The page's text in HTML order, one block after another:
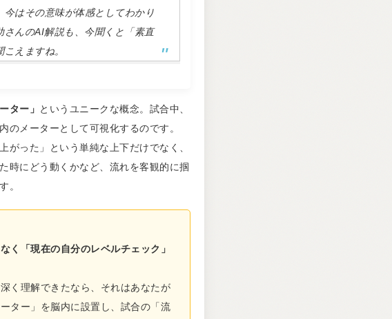
今はその意味が体感としてわかり
さんのAI解説も、今聞くと「素直
えますね。
ター」 というユニークな概念。試合中、
のメーターとして可視化するのです。
がった」という単純な上下だけでなく、
時にどう動くかなど、流れを客観的に掴
。
く「現在の自分のレベルチェック」
く理解できたなら、それはあなたが
ター」を脳内に設置し、試合の「流